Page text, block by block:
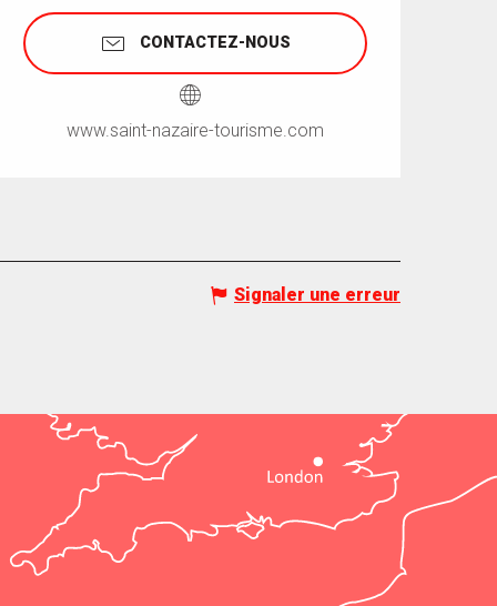
CONTACTEZ-NOUS
www.saint-nazaire-tourisme.com
Signaler une erreur